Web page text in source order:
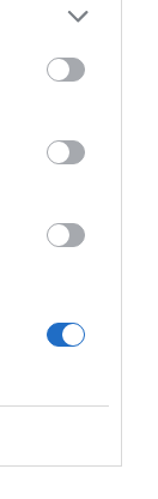
AE,
Σάββατο 5
τράπεζας
και
στην
και το